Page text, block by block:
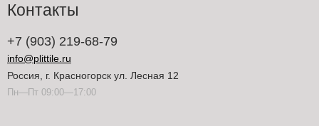
Контакты
+7 (903) 219-68-79
info@plittile.ru
Россия, г. Красногорск ул. Лесная 12
Пн—Пт 09:00—17:00